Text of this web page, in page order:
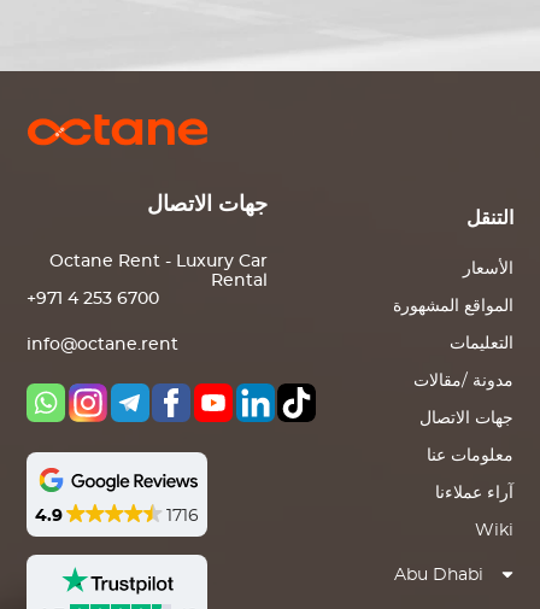
جهات الاتصال
Octane Rent - Luxury Car
Rental
+971 4 253 6700
info@octane.rent
4.9 1716
التنقل
الأسعار
المواقع المشهورة
التعليمات
مدونة /مقالات
جهات الاتصال
معلومات عنا
آراء عملاءنا
Wiki
Abu Dhabi